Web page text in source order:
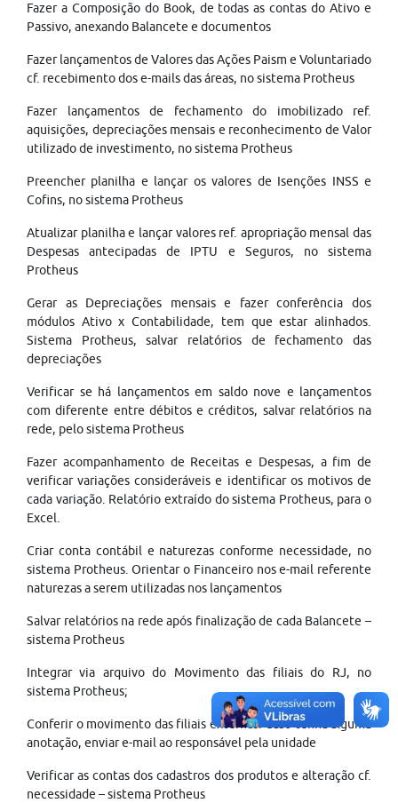
Fazer a Composição do Book, de todas as contas do Ativo e
Passivo, anexando Balancete e documentos
Fazer lançamentos de Valores das Ações Paism e Voluntariado
cf. recebimento dos e-mails das áreas, no sistema Protheus
Fazer lançamentos de fechamento do imobilizado ref.
aquisições, depreciações mensais e reconhecimento de Valor
utilizado de investimento, no sistema Protheus
Preencher planilha e lançar os valores de Isenções INSS e
Cofins, no sistema Protheus
Atualizar planilha e lançar valores ref. apropriação mensal das
Despesas antecipadas de IPTU e Seguros, no sistema
Protheus
Gerar as Depreciações mensais e fazer conferência dos
módulos Ativo x Contabilidade, tem que estar alinhados.
Sistema Protheus, salvar relatórios de fechamento das
depreciações
Verificar se há lançamentos em saldo nove e lançamentos
com diferente entre débitos e créditos, salvar relatórios na
rede, pelo sistema Protheus
Fazer acompanhamento de Receitas e Despesas, a fim de
verificar variações consideráveis e identificar os motivos de
cada variação. Relatório extraído do sistema Protheus, para o
Excel.
Criar conta contábil e naturezas conforme necessidade, no
sistema Protheus. Orientar o Financeiro nos e-mail referente
naturezas a serem utilizadas nos lançamentos
Salvar relatórios na rede após finalização de cada Balancete –
sistema Protheus
Integrar via arquivo do Movimento das filiais do RJ, no
sistema Protheus;
Conferir o movimento das filiais externas. Caso tenha alguma
anotação, enviar e-mail ao responsável pela unidade
Verificar as contas dos cadastros dos produtos e alteração cf.
necessidade – sistema Protheus